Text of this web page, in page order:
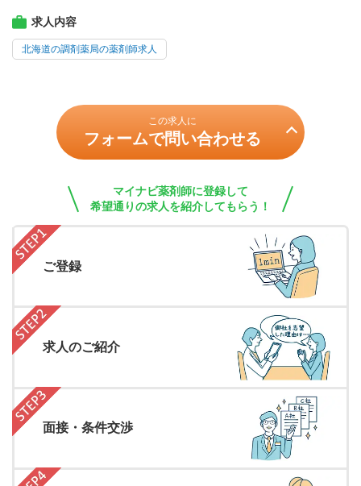
求人内容
北海道の調剤薬局の薬剤師求人
この求人に
フォームで問い合わせる
マイナビ薬剤師に登録して
希望通りの求人を紹介してもらう！
ご登録
求人のご紹介
面接・条件交渉